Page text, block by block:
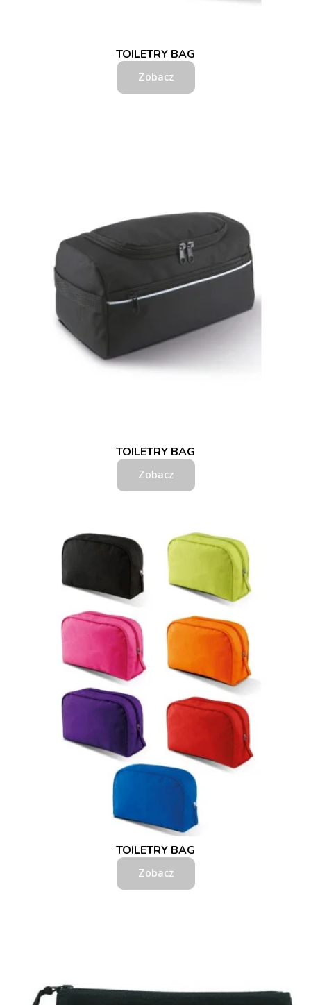
TOILETRY BAG
Zobacz
TOILETRY BAG
Zobacz
TOILETRY BAG
Zobacz